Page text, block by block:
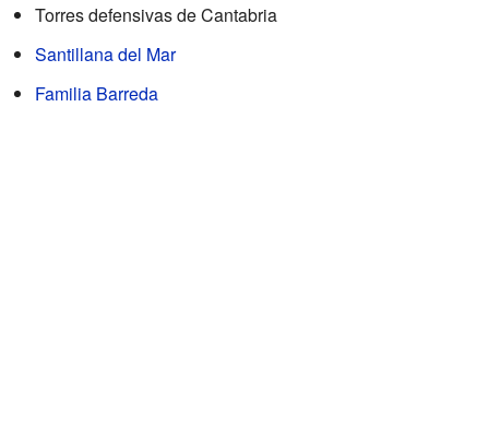
Torres defensivas de Cantabria
Santillana del Mar
Familia Barreda